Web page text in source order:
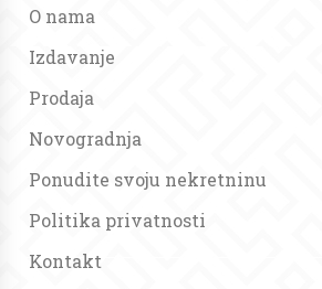
O nama
Izdavanje
Prodaja
Novogradnja
Ponudite svoju nekretninu
Politika privatnosti
Kontakt